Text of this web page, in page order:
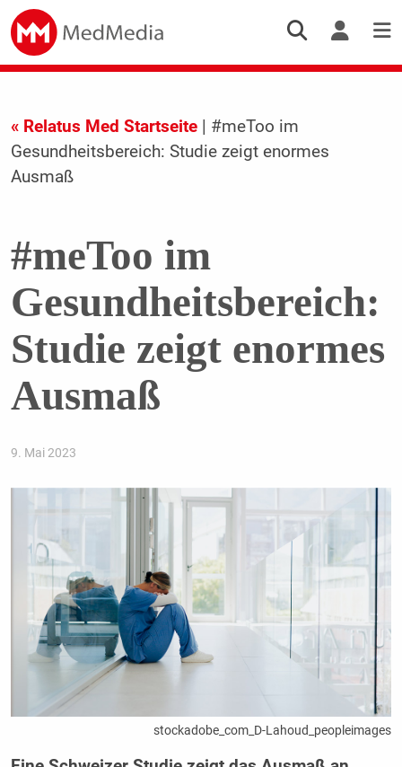
« Relatus Med Startseite| #meToo im
Gesundheitsbereich: Studie zeigt enormes
Ausmaß
#meToo im
Gesundheitsbereich:
Studie zeigt enormes
Ausmaß
9. Mai 2023
stockadobe_com_D-Lahoud_peopleimages